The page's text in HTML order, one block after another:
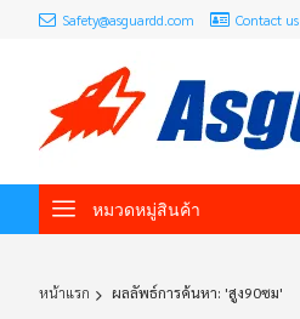
Safety@asguardd.com Contact us
หมวดหมู่สินค้า
หน้าแรก ผลลัพธ์การค้นหา: 'สูง90ซม'